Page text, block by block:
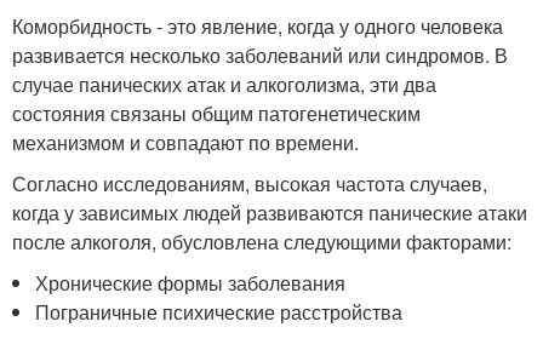
Коморбидность - это явление, когда у одного человека
развивается несколько заболеваний или синдромов. В
случае панических атак и алкоголизма, эти два
состояния связаны общим патогенетическим
механизмом и совпадают по времени.
Согласно исследованиям, высокая частота случаев,
когда у зависимых людей развиваются панические атаки
после алкоголя, обусловлена следующими факторами:
Хронические формы заболевания
Пограничные психические расстройства